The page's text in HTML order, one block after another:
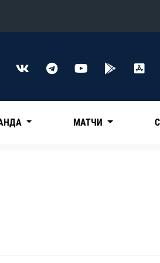
Конференция «Восток»
КХЛ
МАТЧИ